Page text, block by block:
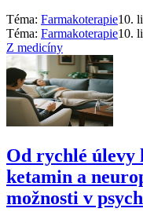
Téma: Farmakoterapie10.
Téma: Farmakoterapie10.
Z medicíny
Od rychlé úlevy
ketamin a
možnosti v